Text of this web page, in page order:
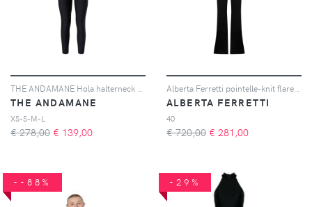
THE ANDAMANE
XS-S-M-L
€ 278,00 € 139,00
ALBERTA FERRETTI
40
€ 720,00 € 281,00
--88% -29%